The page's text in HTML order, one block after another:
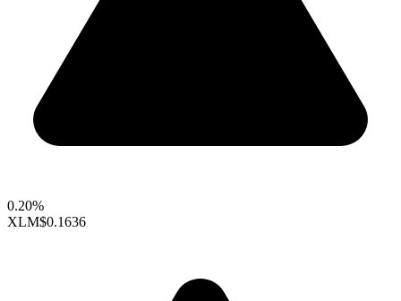
0.20%
XLM$0.1636